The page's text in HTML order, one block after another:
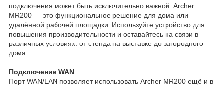
подключения может быть исключительно важной. Archer
MR200 — это функциональное решение для дома или
удалённой рабочей площадки. Используйте устройство для
повышения производительности и оставайтесь на связи в
различных условиях: от стенда на выставке до загородного
дома
Подключение WAN
Порт WAN/LAN позволяет использовать Archer MR200 ещё и в